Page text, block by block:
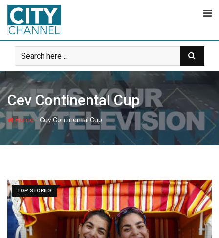
Skip
content
Cev Continental Cup
Home-Cev Continental Cup
TOP STORIES